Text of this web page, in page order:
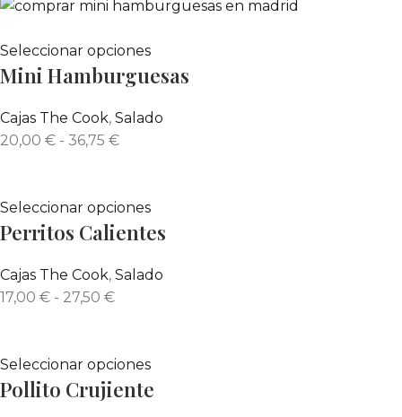
Seleccionar opciones
Mini Hamburguesas
Cajas The Cook, Salado
20,00 € - 36,75 €
Seleccionar opciones
Perritos Calientes
Cajas The Cook, Salado
17,00 € - 27,50 €
Seleccionar opciones
Pollito Crujiente